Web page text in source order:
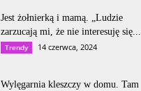
Jest żołnierką i mamą. „Ludzie
zarzucają mi, że nie interesuję się...
Trendy 14 czerwca, 2024
Wylęgarnia kleszczy w domu. Tam